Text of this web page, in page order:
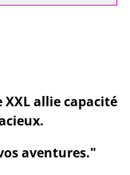
XXL allie capacité
aventures."